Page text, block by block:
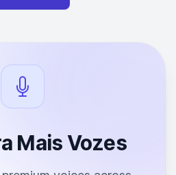
Mais Vozes